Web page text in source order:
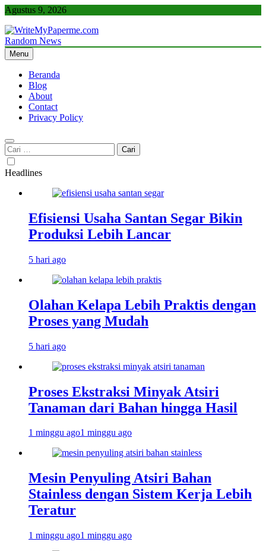
Skip
content
Agustus 9, 2026
WriteMyPaperme.com
Bisnis, Kuliner, Teknologi
Random News
Menu
Beranda
Blog
About
Contact
Privacy Policy
Cari
untuk:
Headlines
Efisiensi Usaha Santan Segar Bikin
Produksi Lebih Lancar
5 hari ago
Olahan Kelapa Lebih Praktis dengan
Proses yang Mudah
5 hari ago
Proses Ekstraksi Minyak Atsiri
Tanaman dari Bahan hingga Hasil
1 minggu ago1 minggu ago
Mesin Penyuling Atsiri Bahan
Stainless dengan Sistem Kerja Lebih
Teratur
1 minggu ago1 minggu ago